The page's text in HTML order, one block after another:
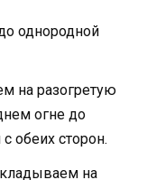
однородной
на разогретую
огне до
обеих сторон.
на